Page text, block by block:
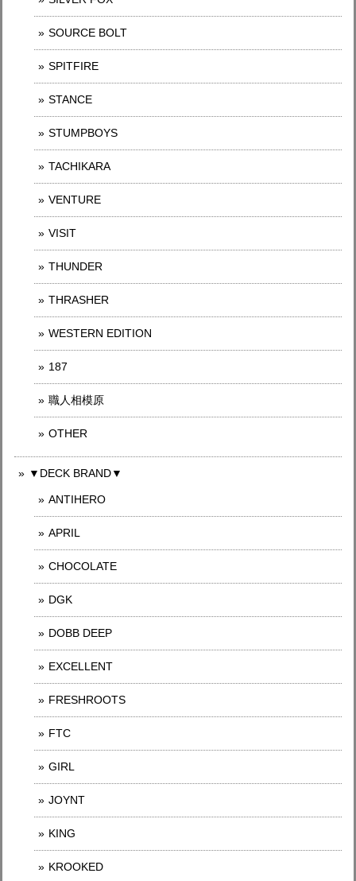
SOURCE BOLT
SPITFIRE
STANCE
STUMPBOYS
TACHIKARA
VENTURE
VISIT
THUNDER
THRASHER
WESTERN EDITION
187
職人相模原
OTHER
▼DECK BRAND▼
ANTIHERO
APRIL
CHOCOLATE
DGK
DOBB DEEP
EXCELLENT
FRESHROOTS
FTC
GIRL
JOYNT
KING
KROOKED